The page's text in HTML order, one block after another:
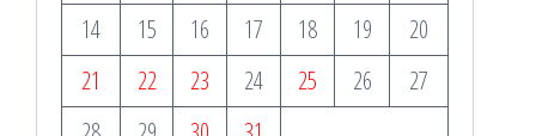
14
15 16 17 18 19
20
21
22 23 24 25 26
27